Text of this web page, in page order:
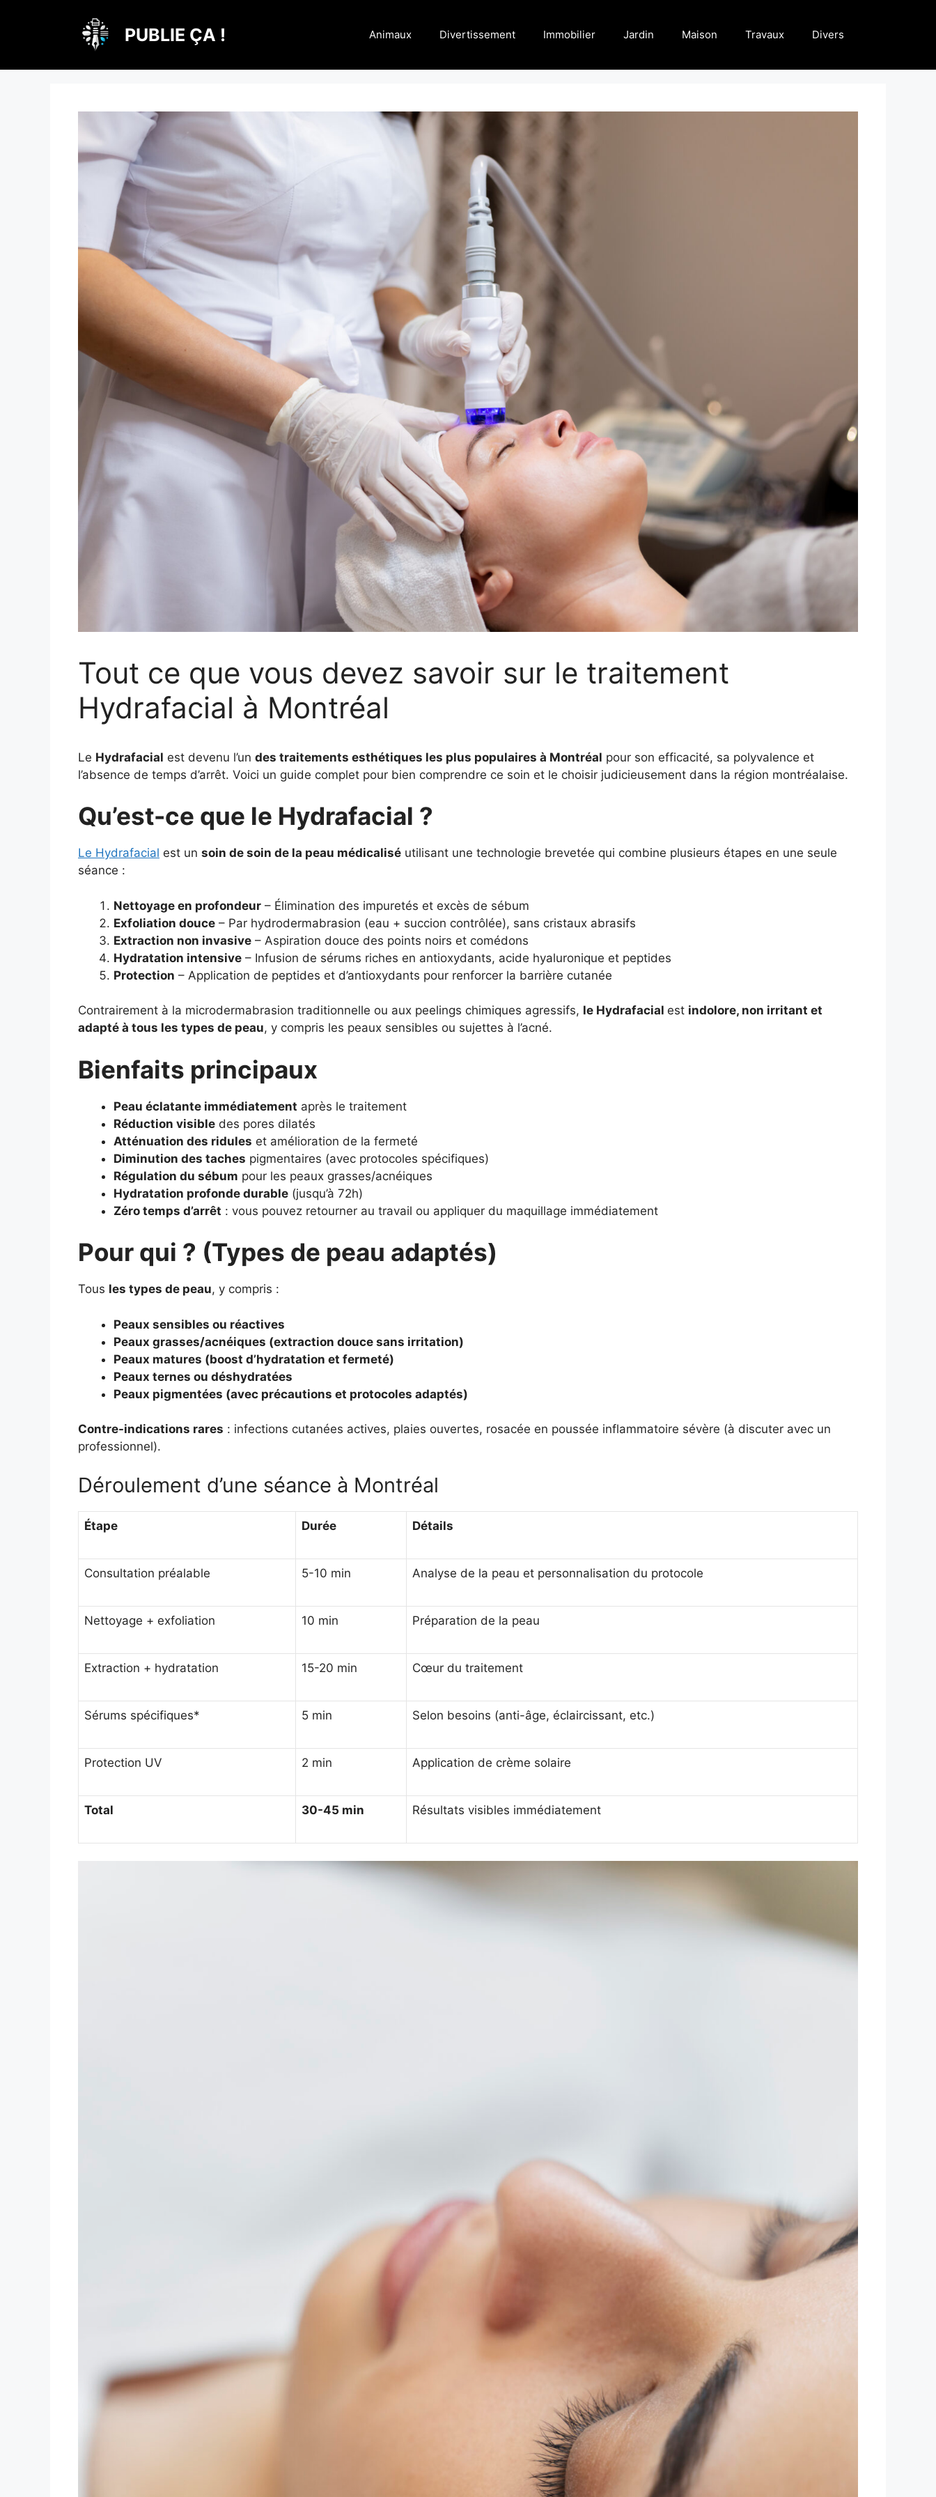
PUBLIE ÇA ! Animaux Divertissement Immobilier Jardin Maison Travaux Divers
Tout ce que vous devez savoir sur le traitement
Hydrafacial à Montréal
Le Hydrafacial est devenu l’un des traitements esthétiques les plus populaires à Montréal pour son efficacité, sa polyvalence et
l’absence de temps d’arrêt. Voici un guide complet pour bien comprendre ce soin et le choisir judicieusement dans la région montréalaise.
Qu’est-ce que le Hydrafacial ?
Le Hydrafacial est un soin de soin de la peau médicalisé utilisant une technologie brevetée qui combine plusieurs étapes en une seule
séance :
Nettoyage en profondeur – Élimination des impuretés et excès de sébum
Exfoliation douce – Par hydrodermabrasion (eau + succion contrôlée), sans cristaux abrasifs
Extraction non invasive – Aspiration douce des points noirs et comédons
Hydratation intensive – Infusion de sérums riches en antioxydants, acide hyaluronique et peptides
Protection – Application de peptides et d’antioxydants pour renforcer la barrière cutanée
Contrairement à la microdermabrasion traditionnelle ou aux peelings chimiques agressifs, le Hydrafacial est indolore, non irritant et
adapté à tous les types de peau, y compris les peaux sensibles ou sujettes à l’acné.
Bienfaits principaux
Peau éclatante immédiatement après le traitement
Réduction visible des pores dilatés
Atténuation des ridules et amélioration de la fermeté
Diminution des taches pigmentaires (avec protocoles spécifiques)
Régulation du sébum pour les peaux grasses/acnéiques
Hydratation profonde durable (jusqu’à 72h)
Zéro temps d’arrêt : vous pouvez retourner au travail ou appliquer du maquillage immédiatement
Pour qui ? (Types de peau adaptés)
Tous les types de peau, y compris :
Peaux sensibles ou réactives
Peaux grasses/acnéiques (extraction douce sans irritation)
Peaux matures (boost d’hydratation et fermeté)
Peaux ternes ou déshydratées
Peaux pigmentées (avec précautions et protocoles adaptés)
Contre-indications rares : infections cutanées actives, plaies ouvertes, rosacée en poussée inflammatoire sévère (à discuter avec un
professionnel).
Déroulement d’une séance à Montréal
Étape Durée Détails
Consultation préalable 5-10 min Analyse de la peau et personnalisation du protocole
Nettoyage + exfoliation 10 min Préparation de la peau
Extraction + hydratation 15-20 min Cœur du traitement
Sérums spécifiques* 5 min Selon besoins (anti-âge, éclaircissant, etc.)
Protection UV 2 min Application de crème solaire
Total 30-45 min Résultats visibles immédiatement